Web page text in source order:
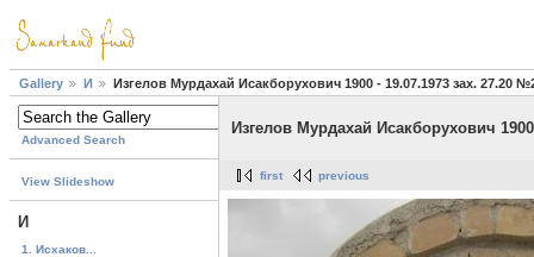
Gallery И Изгелов Мурдахай Исакборухович 1900 - 19.07.1973 зах. 27.20
Advanced Search
View Slideshow
И
1. Исхаков...
Изгелов Мурдахай Исакборухович
first previous